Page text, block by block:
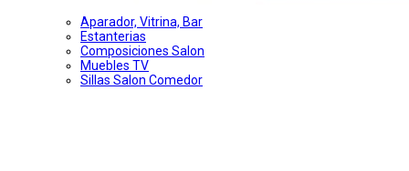
Aparador, Vitrina, Bar
Estanterias
Composiciones Salon
Muebles TV
Sillas Salon Comedor